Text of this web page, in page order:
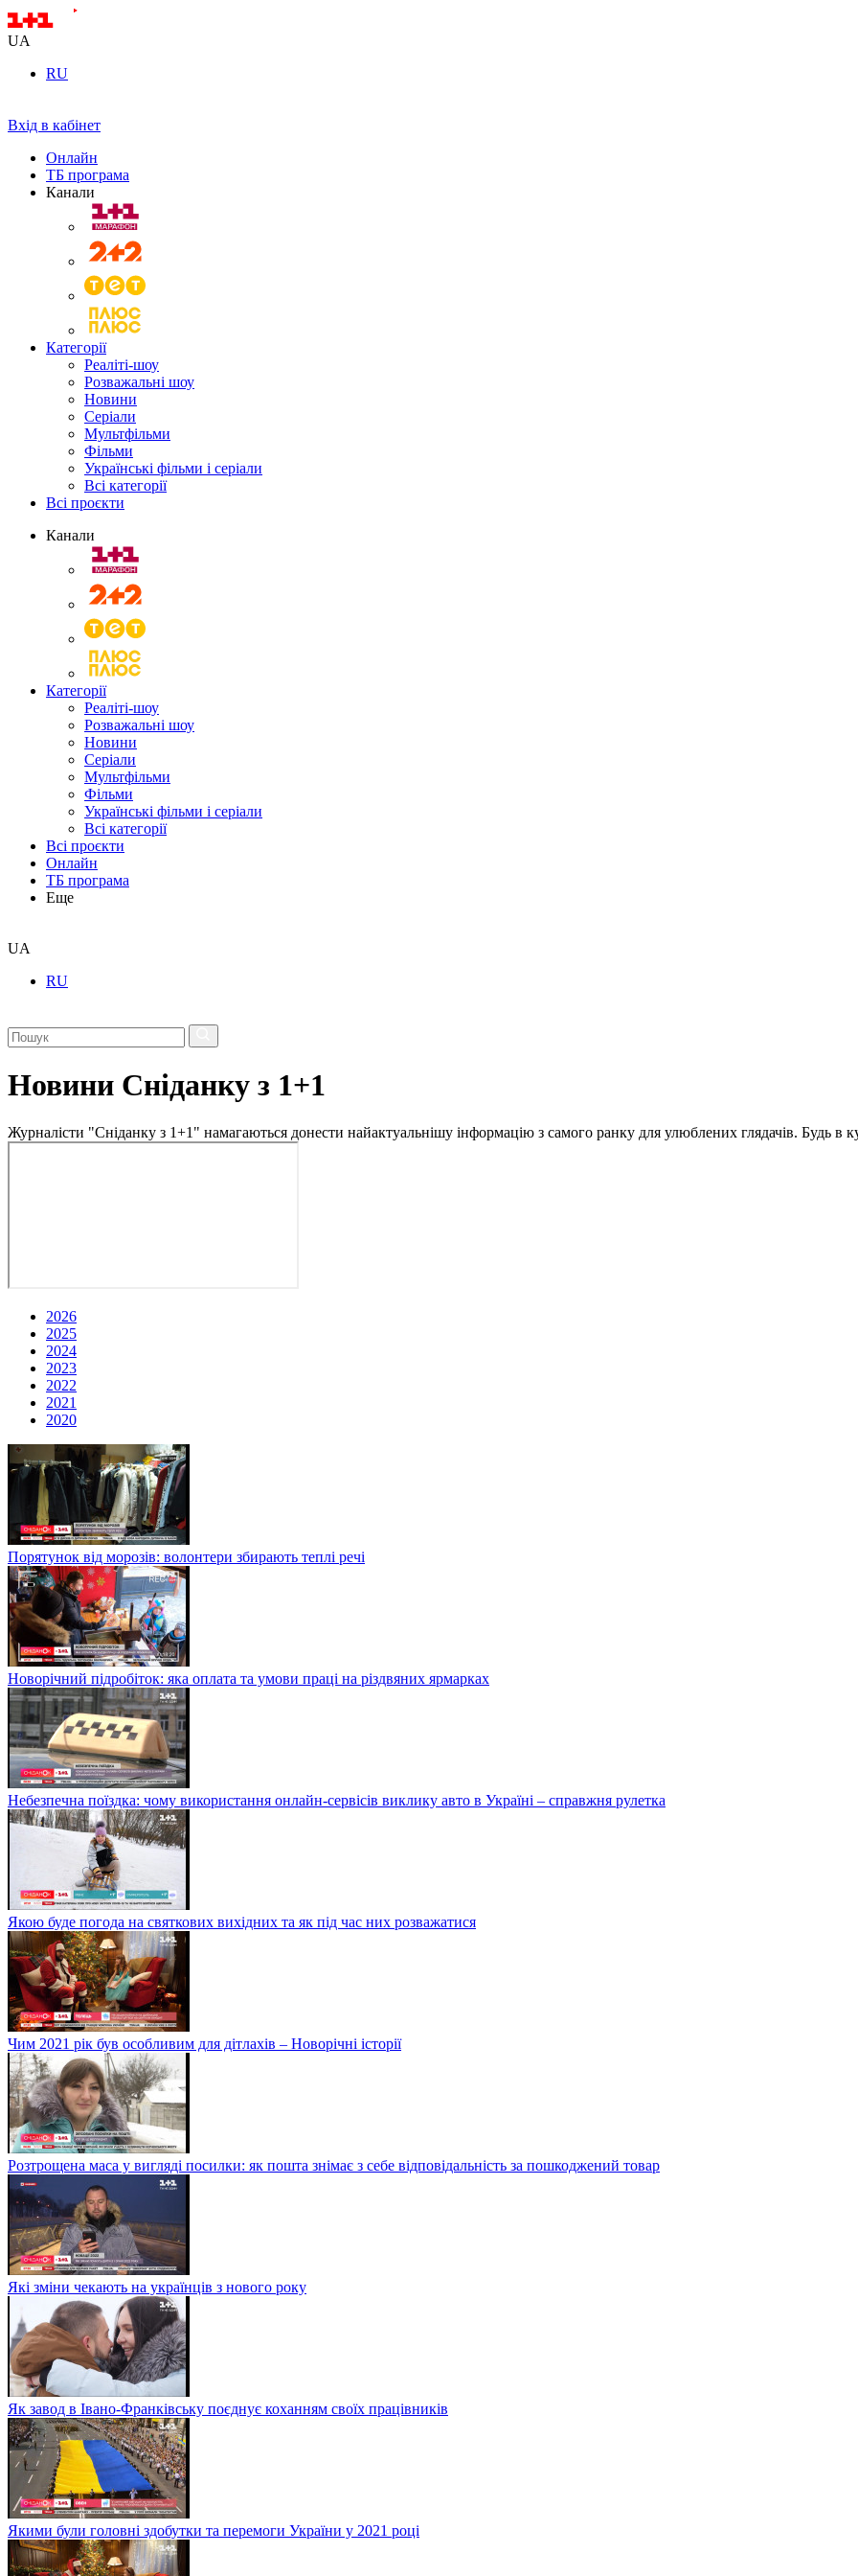
UA
RU
Вхід в кабінет
Онлайн
ТБ програма
Канали
Категорії
Реаліті-шоу
Розважальні шоу
Новини
Серіали
Мультфільми
Фільми
Українські фільми і серіали
Всі категорії
Всі проєкти
Канали
Категорії
Реаліті-шоу
Розважальні шоу
Новини
Серіали
Мультфільми
Фільми
Українські фільми і серіали
Всі категорії
Всі проєкти
Онлайн
ТБ програма
Еще
UA
RU
Новини Сніданку з 1+1
Журналісти "Сніданку з 1+1" намагаються донести найактуальнішу інформацію з самого ранку для улюблених глядачів. Будь в
2026
2025
2024
2023
2022
2021
2020
Порятунок від морозів: волонтери збирають теплі речі
Новорічний підробіток: яка оплата та умови праці на різдвяних ярмарках
Небезпечна поїздка: чому використання онлайн-сервісів виклику авто в Україні – справжня рулетка
Якою буде погода на святкових вихідних та як під час них розважатися
Чим 2021 рік був особливим для дітлахів – Новорічні історії
Розтрощена маса у вигляді посилки: як пошта знімає з себе відповідальність за пошкоджений товар
Які зміни чекають на українців з нового року
Як завод в Івано-Франківську поєднує коханням своїх працівників
Якими були головні здобутки та перемоги України у 2021 році